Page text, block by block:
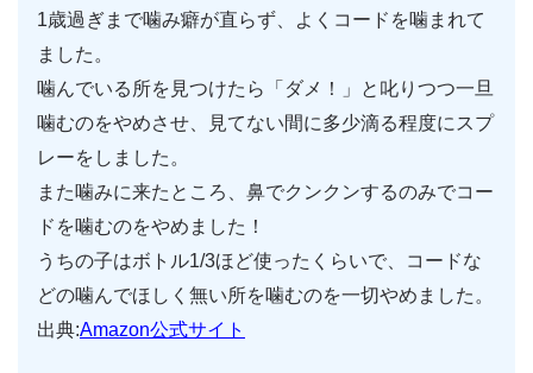
1歳過ぎまで噛み癖が直らず、よくコードを噛まれて
ました。
噛んでいる所を見つけたら「ダメ！」と叱りつつ一旦
噛むのをやめさせ、見てない間に多少滴る程度にスプ
レーをしました。
また噛みに来たところ、鼻でクンクンするのみでコー
ドを噛むのをやめました！
うちの子はボトル1/3ほど使ったくらいで、コードな
どの噛んでほしく無い所を噛むのを一切やめました。
出典:Amazon公式サイト